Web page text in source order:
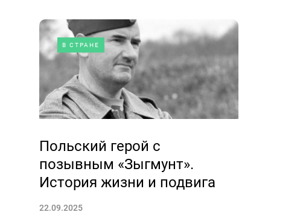
В СТРАНЕ
Польский герой с
позывным «Зыгмунт».
История жизни и подвига
22.09.2025